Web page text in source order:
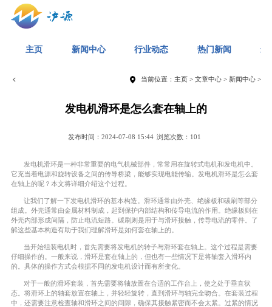
主页 新闻中心 行业动态 热门新闻 最
当前位置：主页 >文章中心 > 新闻中心 >
发电机滑环是怎么套在轴上的
发布时间：2024-07-08 15:44 浏览次数：101
发电机滑环是一种非常重要的电气机械部件，常常用在旋转式电机和发电机中。
它充当着电源和旋转设备之间的传导桥梁，能够实现电能传输。发电机滑环是怎么套
在轴上的呢？本文将详细介绍这个过程。
让我们了解一下发电机滑环的基本构造。滑环通常由外壳、绝缘板和碳刷等部分
组成。外壳通常由金属材料制成，起到保护内部结构和传导电流的作用。绝缘板则在
外壳内部形成间隔，防止电流短路。碳刷则是用于与滑环接触，传导电流的零件。了
解这些基本构造有助于我们理解滑环是如何套在轴上的。
当开始组装电机时，首先需要将发电机的转子与滑环套在轴上。这个过程是需要
仔细操作的。一般来说，滑环是套在轴上的，但也有一些情况下是将轴套入滑环内
的。具体的操作方式会根据不同的发电机设计而有所变化。
对于一般的滑环套装，首先需要将轴放置在合适的工作台上，使之处于垂直状
态。将滑环上的轴套放置在轴上，并轻轻旋转，直到滑环与轴完全吻合。在套装过程
中，还需要注意检查轴和滑环之间的间隙，确保其接触紧密而不会太紧。过紧的情况